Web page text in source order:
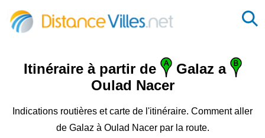
Itinéraire à partir de
Galaz a
Oulad Nacer
Indications routières et carte de l'itinéraire. Comment aller
de Galaz à Oulad Nacer par la route.